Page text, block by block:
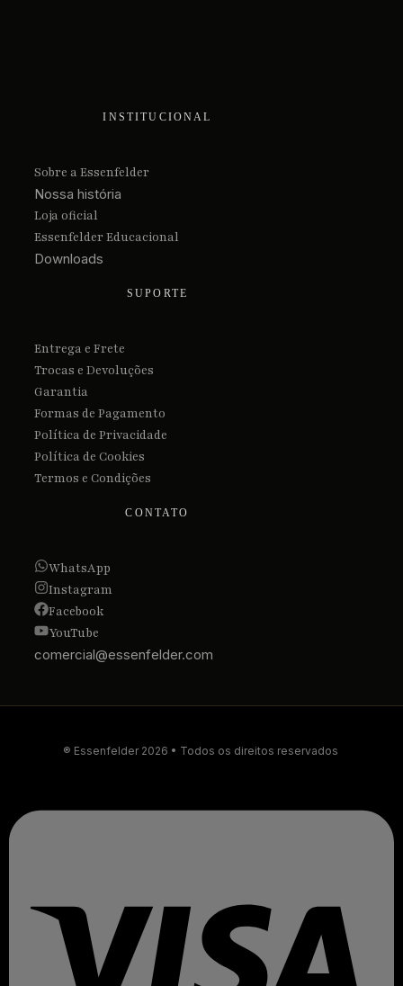
INSTITUCIONAL
Sobre a Essenfelder
Nossa história
Loja oficial
Essenfelder Educacional
Downloads
SUPORTE
Entrega e Frete
Trocas e Devoluções
Garantia
Formas de Pagamento
Política de Privacidade
Política de Cookies
Termos e Condições
CONTATO
WhatsApp
Instagram
Facebook
YouTube
comercial@essenfelder.com
® Essenfelder 2026 • Todos os direitos reservados